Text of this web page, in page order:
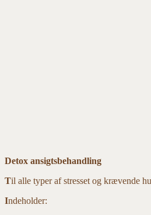
Detox ansigtsbehandling
Til alle typer af stresset og krævende
Indeholder: